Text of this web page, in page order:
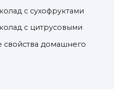
с сухофруктами
с цитрусовыми
домашнего